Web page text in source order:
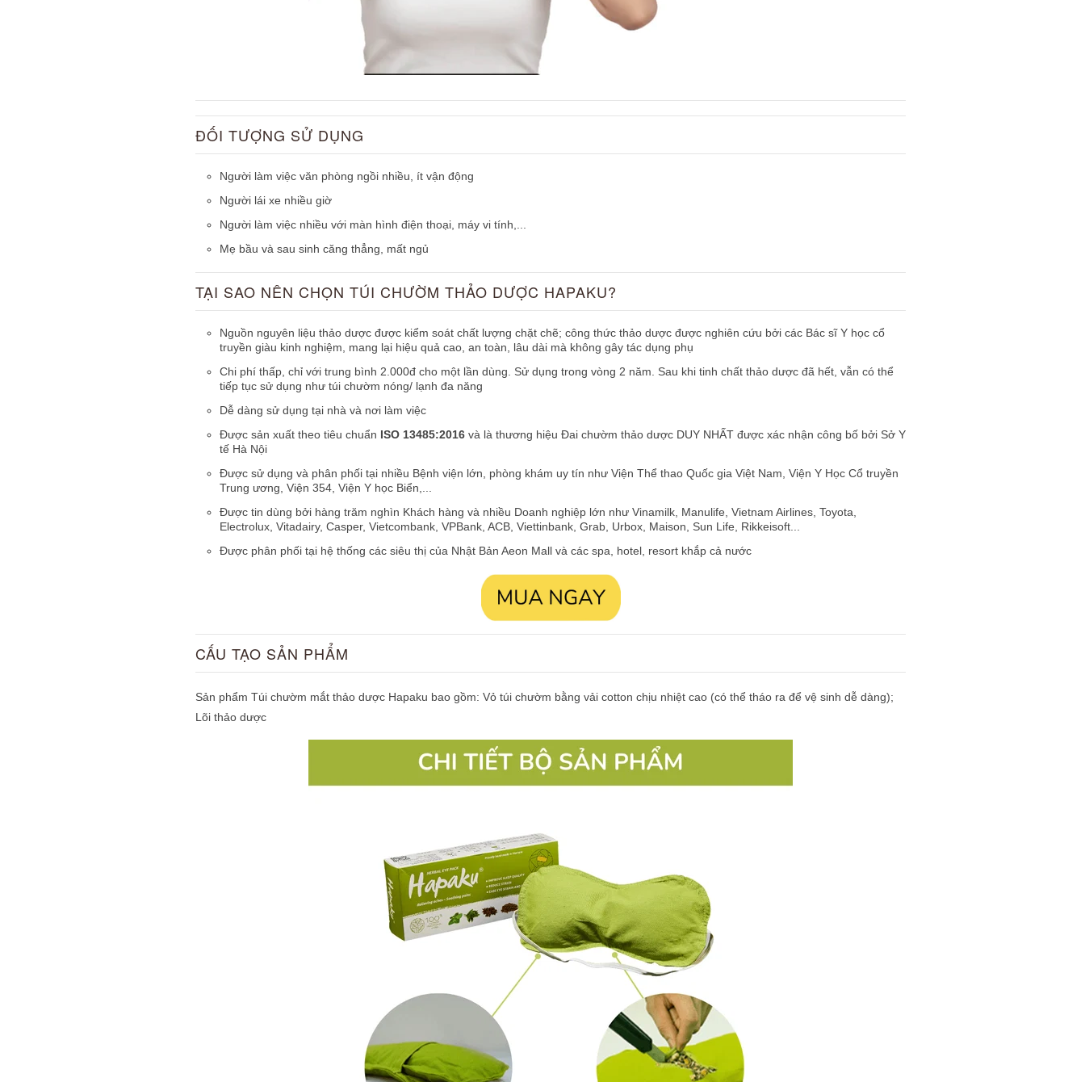
ĐỐI TƯỢNG SỬ DỤNG
Người làm việc văn phòng ngồi nhiều, ít vận động
Người lái xe nhiều giờ
Người làm việc nhiều với màn hình điện thoại, máy vi tính,...
Mẹ bầu và sau sinh căng thẳng, mất ngủ
TẠI SAO NÊN CHỌN TÚI CHƯỜM THẢO DƯỢC HAPAKU?
Nguồn nguyên liệu thảo dược được kiểm soát chất lượng chặt chẽ; công thức thảo dược được nghiên cứu bởi các Bác sĩ Y học cổ
truyền giàu kinh nghiệm, mang lại hiệu quả cao, an toàn, lâu dài mà không gây tác dụng phụ
Chi phí thấp, chỉ với trung bình 2.000đ cho một lần dùng. Sử dụng trong vòng 2 năm. Sau khi tinh chất thảo dược đã hết, vẫn có thể
tiếp tục sử dụng như túi chườm nóng/ lạnh đa năng
Dễ dàng sử dụng tại nhà và nơi làm việc
Được sản xuất theo tiêu chuẩn ISO 13485:2016 và là thương hiệu Đai chườm thảo dược DUY NHẤT được xác nhận công bố bởi Sở Y
tế Hà Nội
Được sử dụng và phân phối tại nhiều Bệnh viện lớn, phòng khám uy tín như Viện Thể thao Quốc gia Việt Nam, Viện Y Học Cổ truyền
Trung ương, Viện 354, Viện Y học Biển,...
Được tin dùng bởi hàng trăm nghìn Khách hàng và nhiều Doanh nghiệp lớn như Vinamilk, Manulife, Vietnam Airlines, Toyota,
Electrolux, Vitadairy, Casper, Vietcombank, VPBank, ACB, Viettinbank, Grab, Urbox, Maison,
Sun Life, Rikkeisoft
Được phân phối tại hệ thống các siêu thị của Nhật Bản Aeon Mall và các spa, hotel, resort khắp cả nước
CẤU TẠO SẢN PHẨM
Sản phẩm Túi chườm mắt thảo dược Hapaku bao gồm: Vỏ túi chườm bằng vải cotton chịu nhiệt cao (có thể tháo ra để vệ sinh dễ dàng);
Lõi thảo dược